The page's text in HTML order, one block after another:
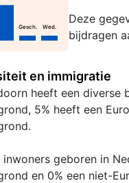
Gesch. Wed.
Deze
bijdragen
en immigratie
heeft een diverse
5% heeft een
inwoners geboren in
en 0% een niet-